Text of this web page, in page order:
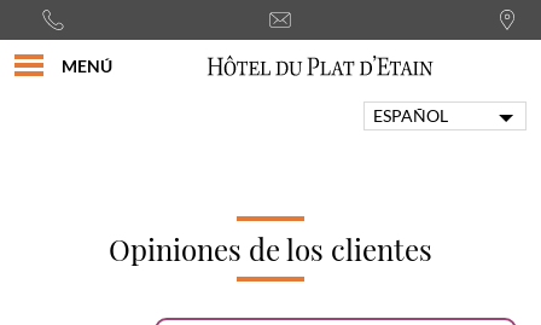
MENÚ
ESPAÑOL
ITALIANO
Opiniones de los clientes